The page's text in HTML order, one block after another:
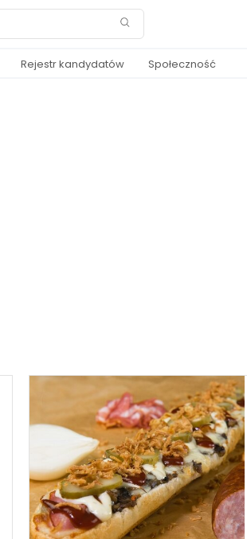
Rejestr kandydatów Społeczność